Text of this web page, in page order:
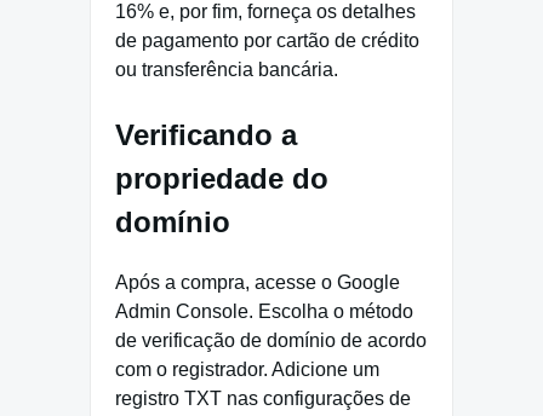
16% e, por fim, forneça os detalhes
de pagamento por cartão de crédito
ou transferência bancária.
Verificando a
propriedade do
domínio
Após a compra, acesse o Google
Admin Console. Escolha o método
de verificação de domínio de acordo
com o registrador. Adicione um
registro TXT nas configurações de